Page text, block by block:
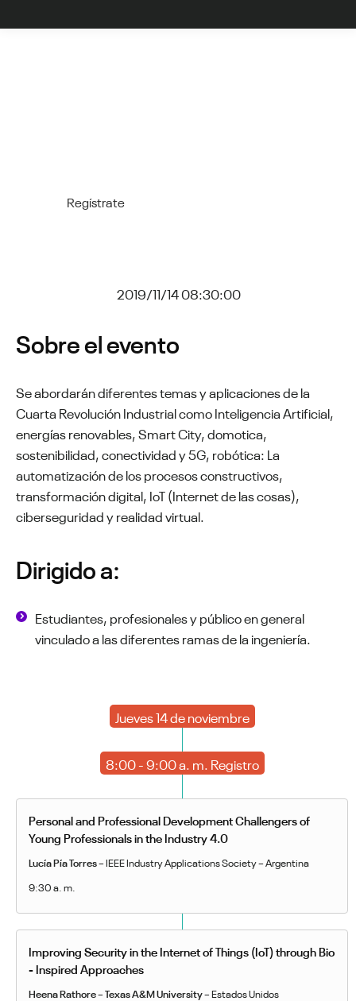
Regístrate
2019/11/14 08:30:00
Sobre el evento
Se abordarán diferentes temas y aplicaciones de la
Cuarta Revolución Industrial como Inteligencia Artificial,
energías renovables, Smart City, domotica,
sostenibilidad, conectividad y 5G, robótica: La
automatización de los procesos constructivos,
transformación digital, IoT (Internet de las cosas),
ciberseguridad y realidad virtual.
Dirigido a:
Estudiantes, profesionales y público en general
vinculado a las diferentes ramas de la ingeniería.
Jueves 14 de noviembre
8:00 - 9:00 a. m. Registro
Personal and Professional Development Challengers of
Young Professionals in the Industry 4.0
Lucía Pía Torres– IEEE Industry Applications Society – Argentina
9:30 a. m.
Improving Security in the Internet of Things (IoT) through Bio
- Inspired Approaches
Heena Rathore – Texas A&M University –Estados Unidos